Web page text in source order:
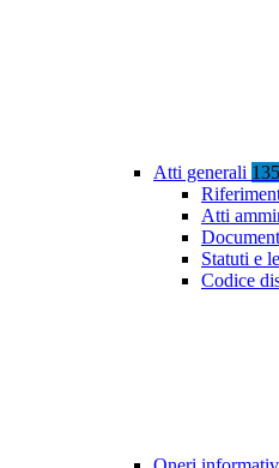
Atti generali 135
Atti
Statuti e
Codice